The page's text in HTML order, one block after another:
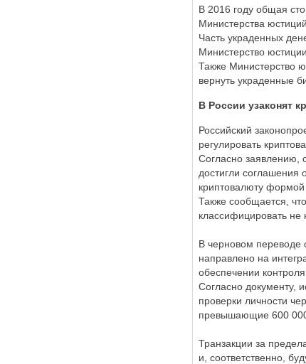
В 2016 году общая
Министерства
Часть украденных
Министерство
Также Министерство
вернуть украденные
В России узаконят
Российский
регулировать
Согласно заявлению,
достигли соглашения
криптовалюту формой
Также сообщается,
классифицировать
В черновом переводе
направлено на
обеспечении
Согласно документу,
проверки личности
превышающие 600
Транзакции за
и, соответственно,